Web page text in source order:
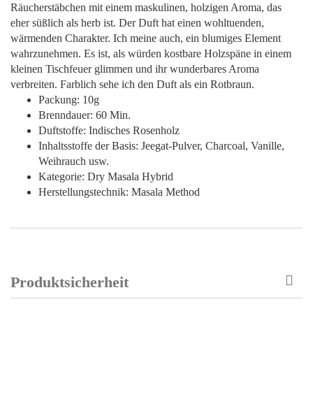
Räucherstäbchen mit einem maskulinen, holzigen Aroma, das
eher süßlich als herb ist. Der Duft hat einen wohltuenden,
wärmenden Charakter. Ich meine auch, ein blumiges Element
wahrzunehmen. Es ist, als würden kostbare Holzspäne in einem
kleinen Tischfeuer glimmen und ihr wunderbares Aroma
verbreiten. Farblich sehe ich den Duft als ein Rotbraun.
Packung: 10g
Brenndauer: 60 Min.
Duftstoffe: Indisches Rosenholz
Inhaltsstoffe der Basis: Jeegat-Pulver, Charcoal, Vanille,
Weihrauch usw.
Kategorie: Dry Masala Hybrid
Herstellungstechnik: Masala Method
Produktsicherheit